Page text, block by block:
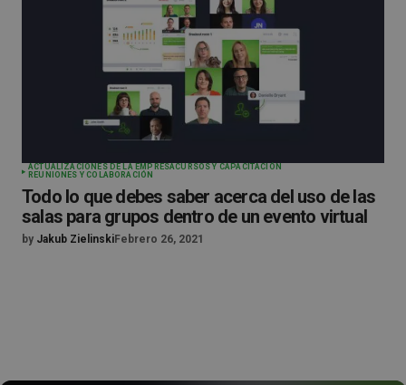
ACTUALIZACIONES DE LA EMPRESACURSOS Y CAPACITACIÓN
REUNIONES Y COLABORACIÓN
Todo lo que debes saber acerca del uso de las
salas para grupos dentro de un evento virtual
by Jakub ZielinskiFebrero 26, 2021